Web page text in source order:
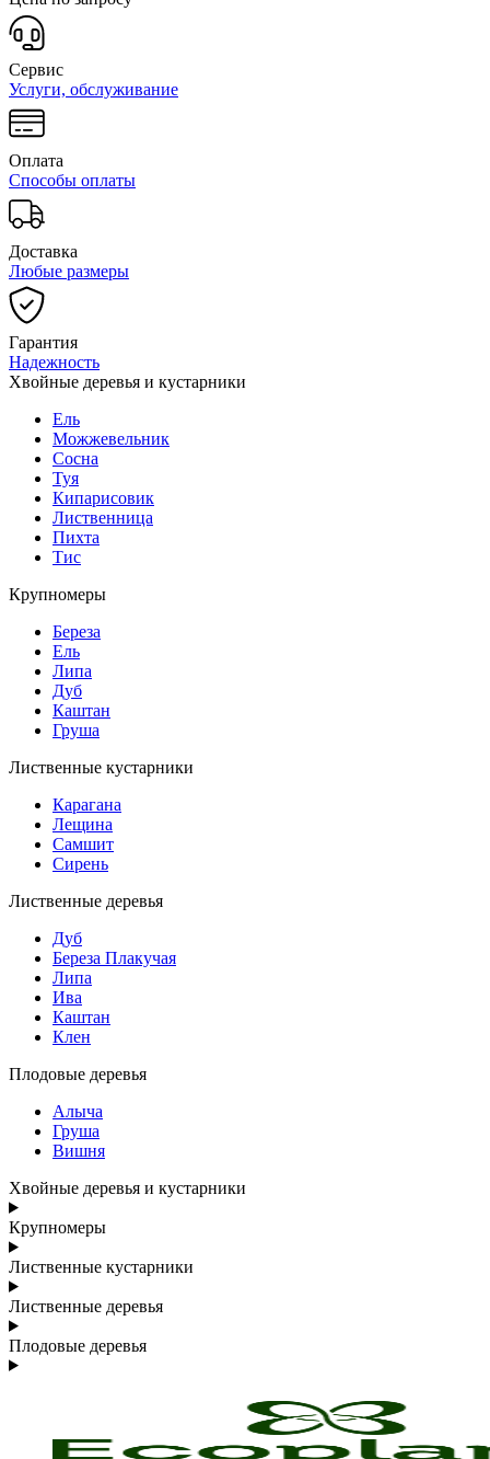
Сервис
Услуги, обслуживание
Оплата
Способы оплаты
Доставка
Любые размеры
Гарантия
Надежность
Хвойные деревья и кустарники
Ель
Можжевельник
Сосна
Туя
Кипарисовик
Лиственница
Пихта
Тис
Крупномеры
Береза
Ель
Липа
Дуб
Каштан
Груша
Лиственные кустарники
Карагана
Лещина
Самшит
Сирень
Лиственные деревья
Дуб
Береза Плакучая
Липа
Ива
Каштан
Клен
Плодовые деревья
Алыча
Груша
Вишня
Хвойные деревья и кустарники
Крупномеры
Лиственные кустарники
Лиственные деревья
Плодовые деревья